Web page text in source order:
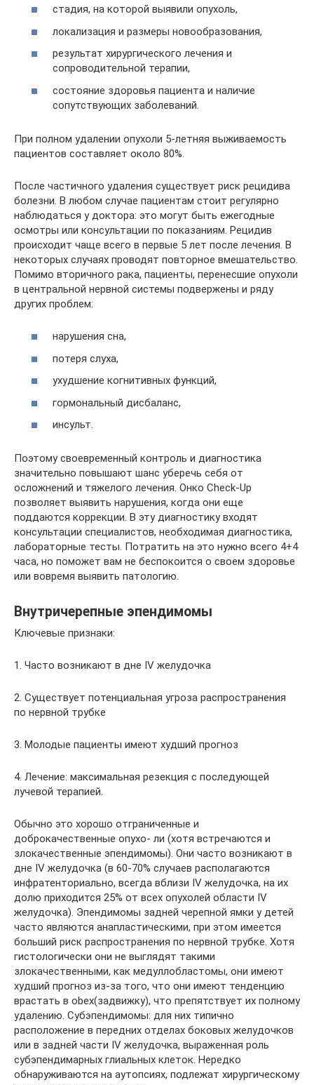
стадия, на которой выявили опухоль,
локализация и размеры новообразования,
результат хирургического лечения и
сопроводительной терапии,
состояние здоровья пациента и наличие
сопутствующих заболеваний.
При полном удалении опухоли 5-летняя выживаемость
пациентов составляет около 80%.
После частичного удаления существует риск рецидива
болезни. В любом случае пациентам стоит регулярно
наблюдаться у доктора: это могут быть ежегодные
осмотры или консультации по показаниям. Рецидив
происходит чаще всего в первые 5 лет после лечения. В
некоторых случаях проводят повторное вмешательство.
Помимо вторичного рака, пациенты, перенесшие опухоли
в центральной нервной системы подвержены и ряду
других проблем:
нарушения сна,
потеря слуха,
ухудшение когнитивных функций,
гормональный дисбаланс,
инсульт.
Поэтому своевременный контроль и диагностика
значительно повышают шанс уберечь себя от
осложнений и тяжелого лечения. Онко Check-Up
позволяет выявить нарушения, когда они еще
поддаются коррекции. В эту диагностику входят
консультации специалистов, необходимая диагностика,
лабораторные тесты. Потратить на это нужно всего 4+4
часа, но поможет вам не беспокоится о своем здоровье
или вовремя выявить патологию.
Внутричерепные эпендимомы
Ключевые признаки:
1. Часто возникают в дне IV желудочка
2. Существует потенциальная угроза распространения
по нервной трубке
3. Молодые пациенты имеют худший прогноз
4. Лечение: максимальная резекция с последующей
лучевой терапией.
Обычно это хорошо отграниченные и
доброкачественные опухо- ли (хотя встречаются и
злокачественные эпендимомы). Они часто возникают в
дне IV желудочка (в 60-70% случаев располагаются
инфратенториально, всегда вблизи IV желудочка, на их
долю приходится 25% от всех опухолей области IV
желудочка). Эпендимомы задней черепной ямки у детей
часто являются анапластическими, при этом имеется
больший риск распространения по нервной трубке. Хотя
гистологически они не выглядят такими
злокачественными, как медуллобластомы, они имеют
худший прогноз из-за того, что они имеют тенденцию
врастать в obex(задвижку), что препятствует их полному
удалению. Субэпендимомы: для них типично
расположение в передних отделах боковых желудочков
или в задней части IV желудочка, выраженная роль
субэпендимарных глиальных клеток. Нередко
обнаруживаются на аутопсиях, подлежат хирургическому